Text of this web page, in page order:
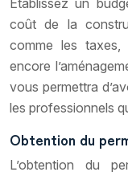
coût de la
comme les taxes,
encore
vous permettra
les professionnels
Obtention du
L’obtention du